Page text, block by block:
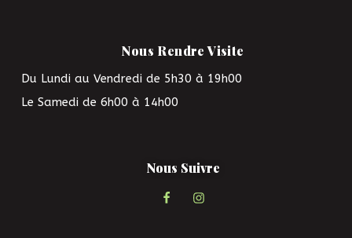
Nous Rendre Visite
Du Lundi au Vendredi de 5h30 à 19h00
Le Samedi de 6h00 à 14h00
Nous Suivre